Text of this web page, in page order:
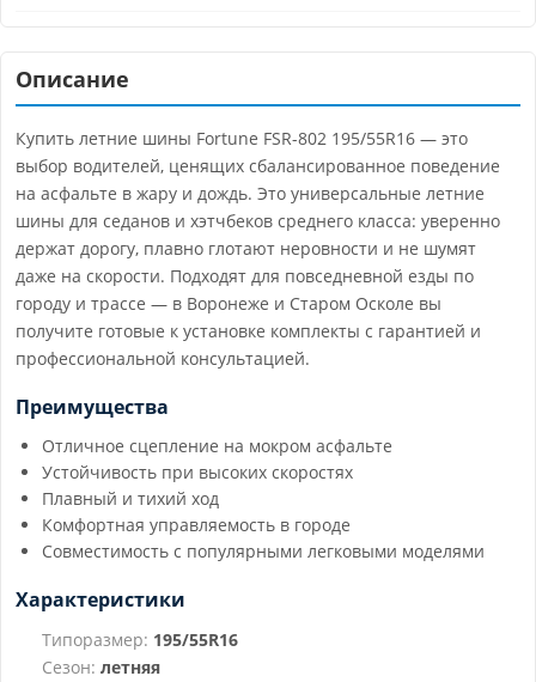
Описание
Купить летние шины Fortune FSR-802 195/55R16 — это
выбор водителей, ценящих сбалансированное поведение
на асфальте в жару и дождь. Это универсальные летние
шины для седанов и хэтчбеков среднего класса: уверенно
держат дорогу, плавно глотают неровности и не шумят
даже на скорости. Подходят для повседневной езды по
городу и трассе — в Воронеже и Старом Осколе вы
получите готовые к установке комплекты с гарантией и
профессиональной консультацией.
Преимущества
Отличное сцепление на мокром асфальте
Устойчивость при высоких скоростях
Плавный и тихий ход
Комфортная управляемость в городе
Совместимость с популярными легковыми моделями
Характеристики
Типоразмер: 195/55R16
Сезон: летняя